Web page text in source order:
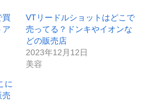
買
ア
VTリードルショットはどこで
売ってる？ドンキやイオンな
どの販売店
2023年12月12日
美容
に
売